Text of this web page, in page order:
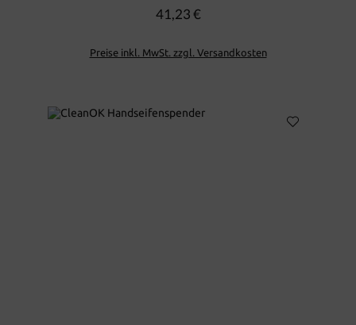
Regulärer Preis:
41,23 €
Preise inkl. MwSt. zzgl. Versandkosten